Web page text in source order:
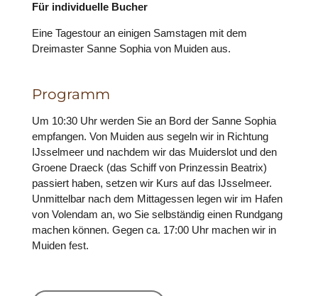
Für individuelle Bucher
Eine Tagestour an einigen Samstagen mit dem
Dreimaster Sanne Sophia von Muiden aus.
Programm
Um 10:30 Uhr werden Sie an Bord der Sanne Sophia
empfangen. Von Muiden aus segeln wir in Richtung
IJsselmeer und nachdem wir das Muiderslot und den
Groene Draeck (das Schiff von Prinzessin Beatrix)
passiert haben, setzen wir Kurs auf das IJsselmeer.
Unmittelbar nach dem Mittagessen legen wir im Hafen
von Volendam an, wo Sie selbständig einen Rundgang
machen können. Gegen ca. 17:00 Uhr machen wir in
Muiden fest.